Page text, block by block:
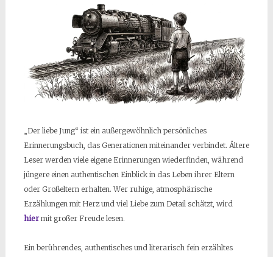
„Der liebe Jung“ ist ein außergewöhnlich persönliches
Erinnerungsbuch, das Generationen miteinander verbindet. Ältere
Leser werden viele eigene Erinnerungen wiederfinden, während
jüngere einen authentischen Einblick in das Leben ihrer Eltern
oder Großeltern erhalten. Wer ruhige, atmosphärische
Erzählungen mit Herz und viel Liebe zum Detail schätzt, wird
hiermit großer Freude lesen.
Ein berührendes, authentisches und literarisch fein erzähltes